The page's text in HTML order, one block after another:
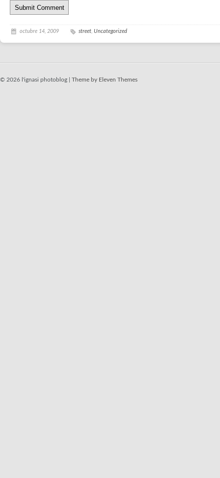
octubre 14, 2009 street Uncategorized
© 2026 l'ignasi photoblog | Theme by Eleven Themes